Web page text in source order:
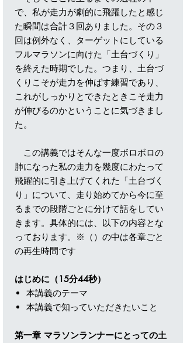
で、私が走力が劇的に飛躍したと感じ
た瞬間は合計３回ありました。その３
回は例外なく、ターゲットにしている
フルマラソンに向けた「土台づくり」
を終えた時期でした。つまり、土台づ
くりこそが走力を伸ばす練習であり、
これがしっかりとできたときこそ走力
が伸びるのかということに気づきまし
た。
この講義ではそんな一度ボロボロの
肺になった私の走力を幾度にわたって
飛躍的に引き上げてくれた「土台づく
り」について、走り始めてから今に至
るまでの段階ごとに分けて話をしてい
きます。具体的には、以下の内容とな
っております。※（）の中は各章ごと
の再生時間です
はじめに（15分44秒）
本講義のテーマ
本講義で知っていただきたいこと
第一章 マラソンランナーにとっての土